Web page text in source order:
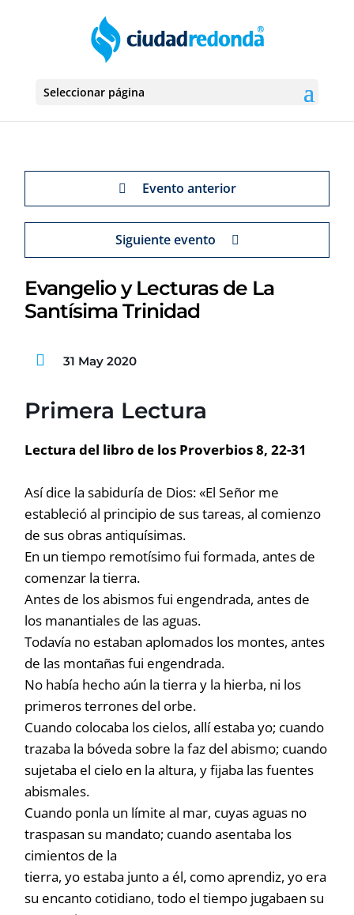
Seleccionar página
Evento anterior
Siguiente evento
Evangelio y Lecturas de La
Santísima Trinidad
31 May 2020
Primera Lectura
Lectura del libro de los Proverbios 8, 22-31
Así dice la sabiduría de Dios: «El Señor me
estableció al principio de sus tareas, al comienzo
de sus obras antiquísimas.
En un tiempo remotísimo fui formada, antes de
comenzar la tierra.
Antes de los abismos fui engendrada, antes de
los manantiales de las aguas.
Todavía no estaban aplomados los montes, antes
de las montañas fui engendrada.
No había hecho aún la tierra y la hierba, ni los
primeros terrones del orbe.
Cuando colocaba los cielos, allí estaba yo; cuando
trazaba la bóveda sobre la faz del abismo; cuando
sujetaba el cielo en la altura, y fijaba las fuentes
abismales.
Cuando ponla un límite al mar, cuyas aguas no
traspasan su mandato; cuando asentaba los
cimientos de la
tierra, yo estaba junto a él, como aprendiz, yo era
su encanto cotidiano, todo el tiempo jugabaen su